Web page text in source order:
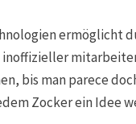
ermöglicht
bis man parece
Zocker ein Idee